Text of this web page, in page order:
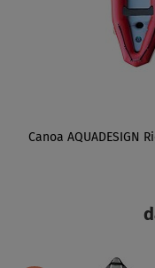
Canoa AQUADESIGN